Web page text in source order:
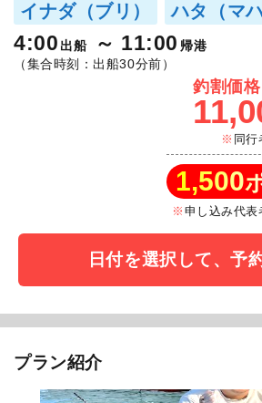
イナダ（ブリ）
ハタ（マハ
4:00 出船 11:00 帰港
（集合時刻：出船30分前）
釣割価格
同
1,500
申し込み代表
日付を選択して、予
プラン紹介